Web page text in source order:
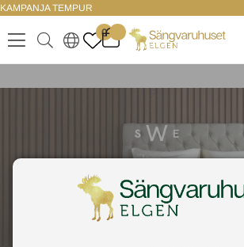
KAMPANJA TEMPUR
.
0
. ..